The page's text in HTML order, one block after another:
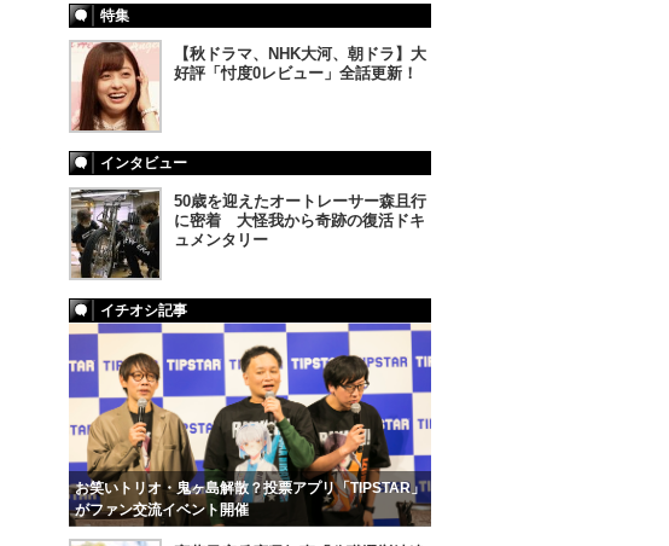
特集
【秋ドラマ、NHK大河、朝ドラ】大
好評「忖度0レビュー」全話更新！
インタビュー
50歳を迎えたオートレーサー森且行
に密着 大怪我から奇跡の復活ドキ
ュメンタリー
イチオシ記事
お笑いトリオ・鬼ヶ島解散？投票アプリ「TIPSTAR」
がファン交流イベント開催